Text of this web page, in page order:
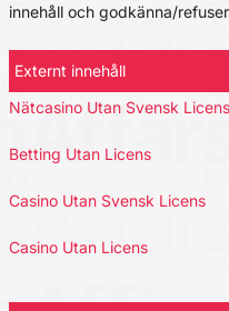
innehåll och godkänna/
Externt innehåll
Nätcasino Utan Svensk Licens
Betting Utan Licens
Casino Utan Svensk Licens
Casino Utan Licens